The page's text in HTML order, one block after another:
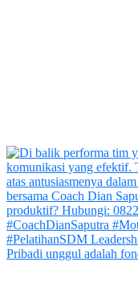
Pribadi unggul adalah